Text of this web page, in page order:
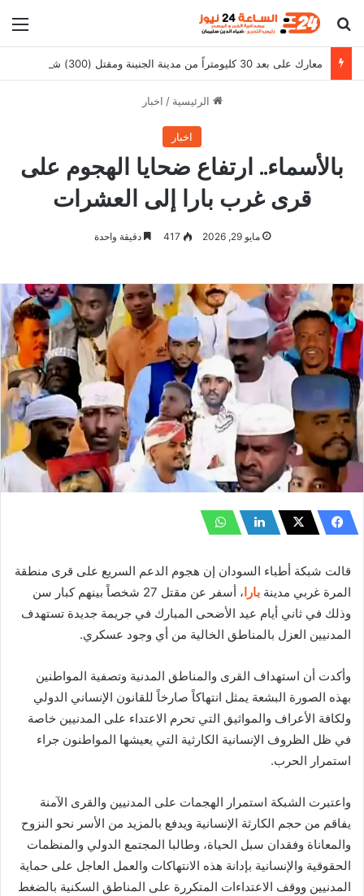
بحث عن
الرئيسية / اخبار
اخبار
بالأسماء.. ارتفاع ضحايا الهجوم على
قرى غرب بارا إلى العشرات
مايو 29, 2026 417 دقيقة واحدة
قالت شبكة أطباء السودان إن هجوم الدعم السريع على قرى منطقة
المرة غربي مدينة بارا
، أسفر عن مقتل 27 شخصاً بينهم كبار سن
وذلك في ثاني أيام عيد الأضحى المبارك في جريمة جديدة تستهدف
المدنيين العزل بالمناطق الخالية من أي وجود عسكري.
وأكدت أن استهداف القرى والمناطق المدنية وتصفية المواطنين
بهذه الصورة البشعة يمثل انتهاكاً صارخاً للقانون الإنساني الدولي
ولكافة الأعراف والمواثيق التي تحرم الاعتداء على المدنيين خاصة
في ظل الظروف الإنسانية الكارثية التي يعيشها المواطنون جراء
استمرار الحرب.
واعتبرت الشبكة استمرار الهجمات على المدنيين والقرى الآمنة
يفاقم من حجم الكارثة الإنسانية ويدفع بالمزيد من الأسر نحو النزوح
والمعاناة وفقدان سبل الحياة، وطالبا المجتمع الدولي والمنظمات
الحقوقية والإنسانية بإدانة هذه الانتهاكات والعمل العاجل على حماية
المدنيين ووقف الاعتداءات المتكررة على المناطق السكنية بالضغط